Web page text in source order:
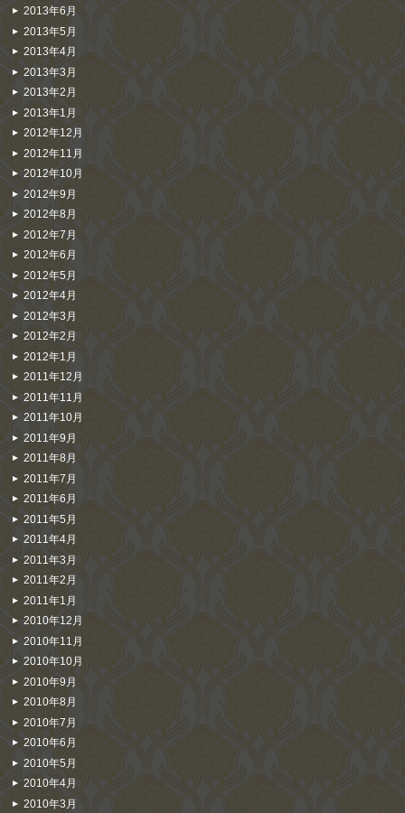
2013年6月
2013年5月
2013年4月
2013年3月
2013年2月
2013年1月
2012年12月
2012年11月
2012年10月
2012年9月
2012年8月
2012年7月
2012年6月
2012年5月
2012年4月
2012年3月
2012年2月
2012年1月
2011年12月
2011年11月
2011年10月
2011年9月
2011年8月
2011年7月
2011年6月
2011年5月
2011年4月
2011年3月
2011年2月
2011年1月
2010年12月
2010年11月
2010年10月
2010年9月
2010年8月
2010年7月
2010年6月
2010年5月
2010年4月
2010年3月